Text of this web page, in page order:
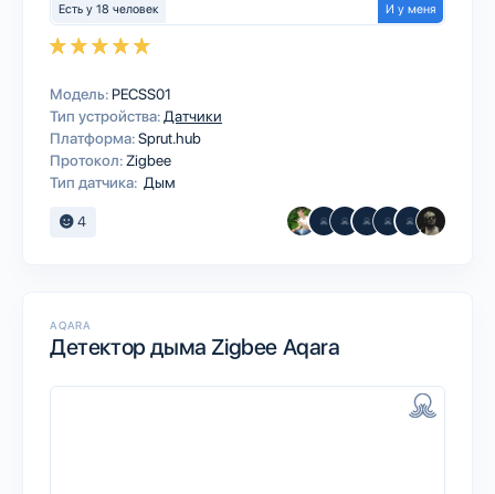
Есть у 18 человек И у меня
Модель: PECSS01
Тип устройства: Датчики
Платформа:Sprut.hub
Протокол: Zigbee
Тип датчика: Дым
4
AQARA
Детектор дыма Zigbee Aqara